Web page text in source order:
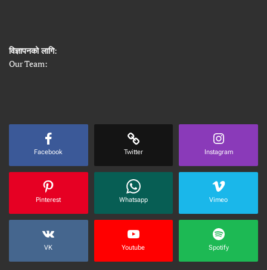
विज्ञापनको लागि:
Our Team:
Facebook Twitter Instagram
Pinterest Whatsapp Vimeo
VK Youtube Spotify